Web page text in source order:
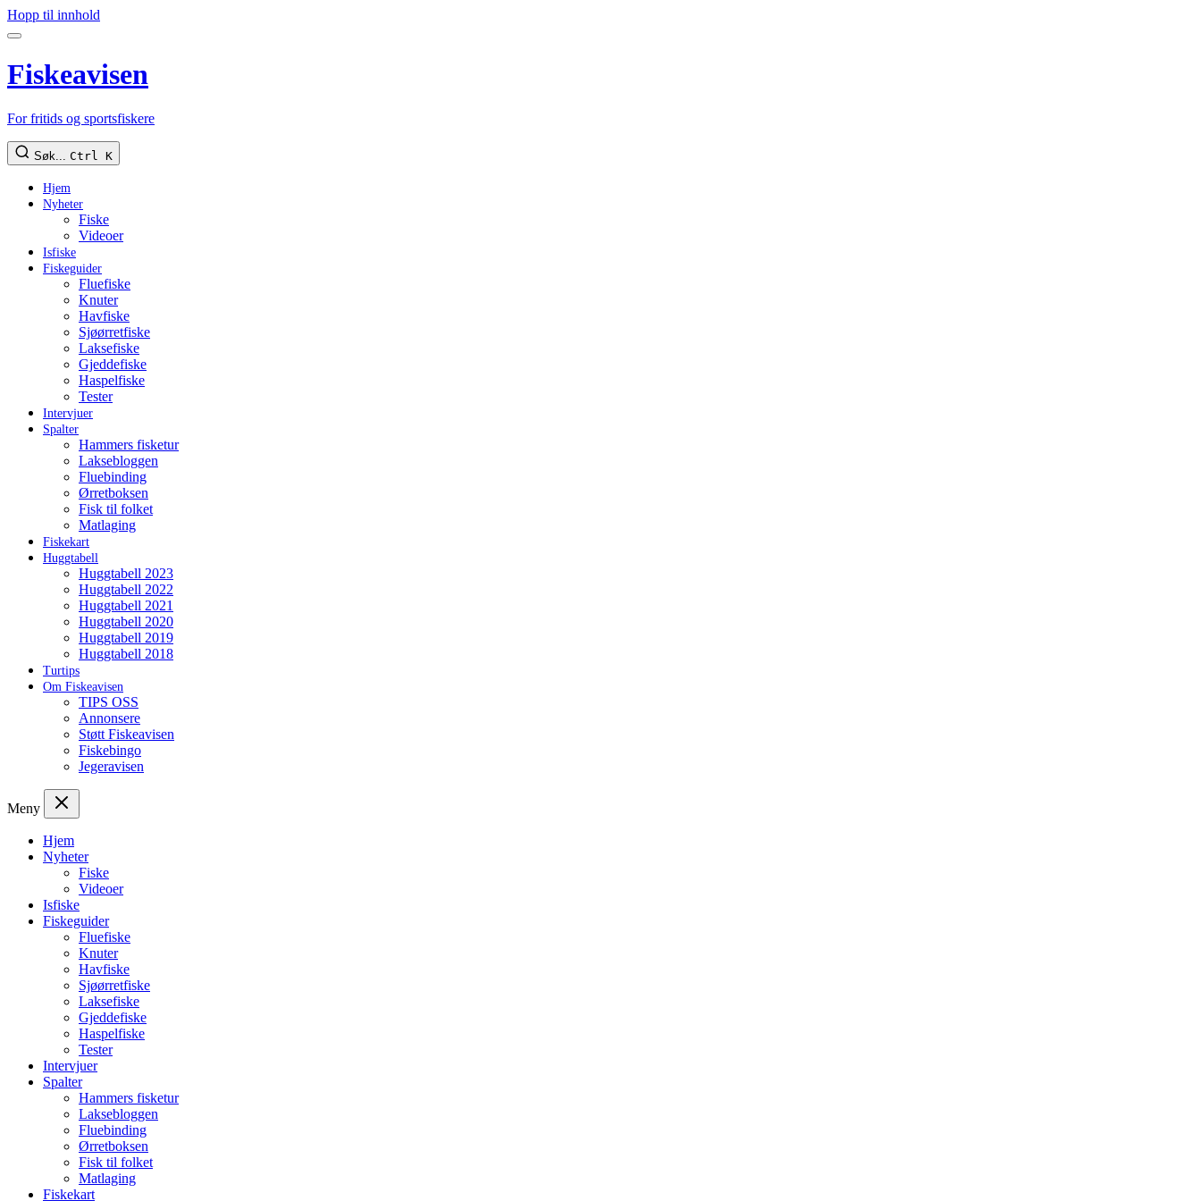
Hopp til innhold
Fiskeavisen
For fritids og sportsfiskere
Søk... Ctrl K
Hjem
Nyheter
Fiske
Videoer
Isfiske
Fiskeguider
Fluefiske
Knuter
Havfiske
Sjøørretfiske
Laksefiske
Gjeddefiske
Haspelfiske
Tester
Intervjuer
Spalter
Hammers fisketur
Laksebloggen
Fluebinding
Ørretboksen
Fisk til folket
Matlaging
Fiskekart
Huggtabell
Huggtabell 2023
Huggtabell 2022
Huggtabell 2021
Huggtabell 2020
Huggtabell 2019
Huggtabell 2018
Turtips
Om Fiskeavisen
TIPS OSS
Annonsere
Støtt Fiskeavisen
Fiskebingo
Jegeravisen
Meny
Hjem
Nyheter
Fiske
Videoer
Isfiske
Fiskeguider
Fluefiske
Knuter
Havfiske
Sjøørretfiske
Laksefiske
Gjeddefiske
Haspelfiske
Tester
Intervjuer
Spalter
Hammers fisketur
Laksebloggen
Fluebinding
Ørretboksen
Fisk til folket
Matlaging
Fiskekart